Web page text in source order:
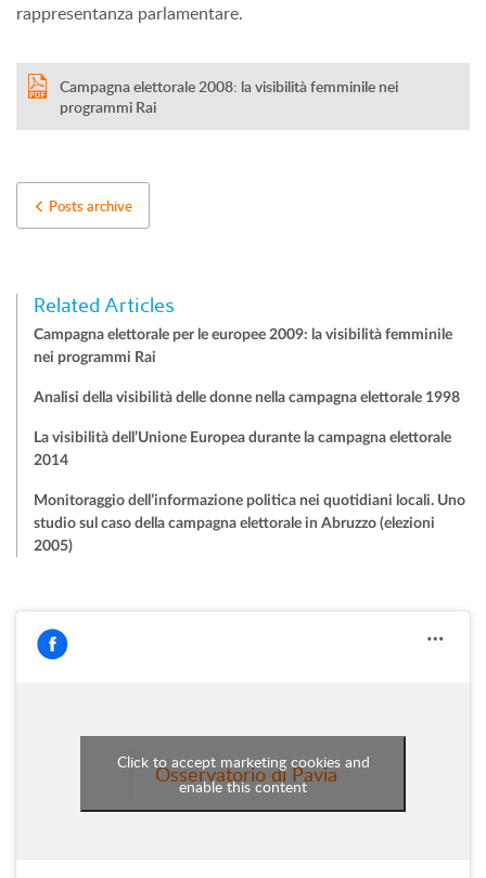
rappresentanza parlamentare.
Campagna elettorale 2008: la visibilità femminile nei
programmi Rai
Posts archive
Related Articles
Campagna elettorale per le europee 2009: la visibilità femminile
nei programmi Rai
Analisi della visibilità delle donne nella campagna elettorale 1998
La visibilità dell’Unione Europea durante la campagna elettorale
2014
Monitoraggio dell’informazione politica nei quotidiani locali. Uno
studio sul caso della campagna elettorale in Abruzzo (elezioni
2005)
Osservatorio di Pavia
Click to accept marketing cookies and
enable this content